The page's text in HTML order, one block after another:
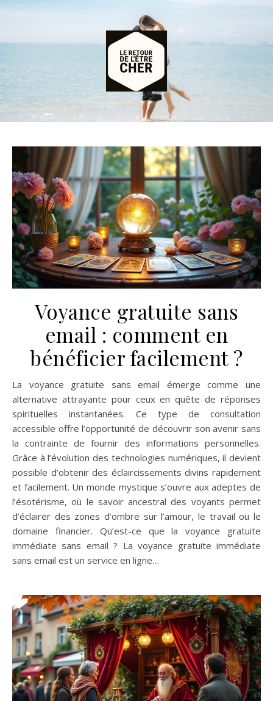
Voyance gratuite sans
email : comment en
bénéficier facilement ?
La voyance gratuite sans email émerge comme une
alternative attrayante pour ceux en quête de réponses
spirituelles instantanées. Ce type de consultation
accessible offre l’opportunité de découvrir son avenir sans
la contrainte de fournir des informations personnelles.
Grâce à l’évolution des technologies numériques, il devient
possible d’obtenir des éclaircissements divins rapidement
et facilement. Un monde mystique s’ouvre aux adeptes de
l’ésotérisme, où le savoir ancestral des voyants permet
d’éclairer des zones d’ombre sur l’amour, le travail ou le
domaine financier. Qu’est-ce que la voyance gratuite
immédiate sans email ? La voyance gratuite immédiate
sans email est un service en ligne…